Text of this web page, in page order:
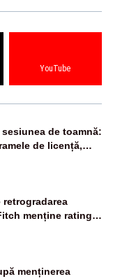
YouTube
sesiunea de toamnă:
de licență,
retrogradarea
menține ratingul
negativă
menținerea